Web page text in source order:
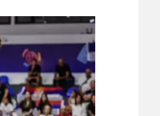
תקנון משתתפים וזוכים בפרסים
תקנון עבור פעילות אלקטרה
תקנון עבור פעילות ספורט 1 – "מרלן"
טניס
גיימינג E-Sports
תנאי שימוש